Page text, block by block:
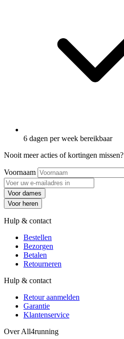
6 dagen per week bereikbaar
Nooit meer acties of kortingen missen?
Voornaam
Voor dames
Voor heren
Hulp & contact
Bestellen
Bezorgen
Betalen
Retourneren
Hulp & contact
Retour aanmelden
Garantie
Klantenservice
Over All4running